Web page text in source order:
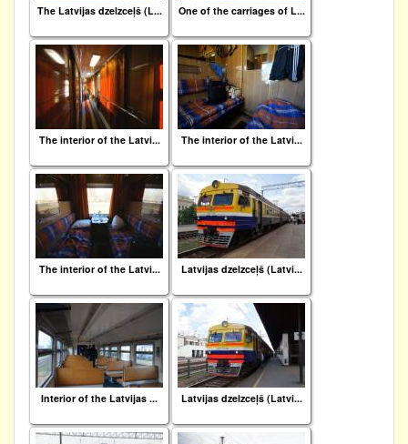
The Latvijas dzelzceļš (L... One of the carriages of L...
The interior of the Latvi... The interior of the Latvi...
The interior of the Latvi... Latvijas dzelzceļš (Latvi...
Interior of the Latvijas ... Latvijas dzelzceļš (Latvi...